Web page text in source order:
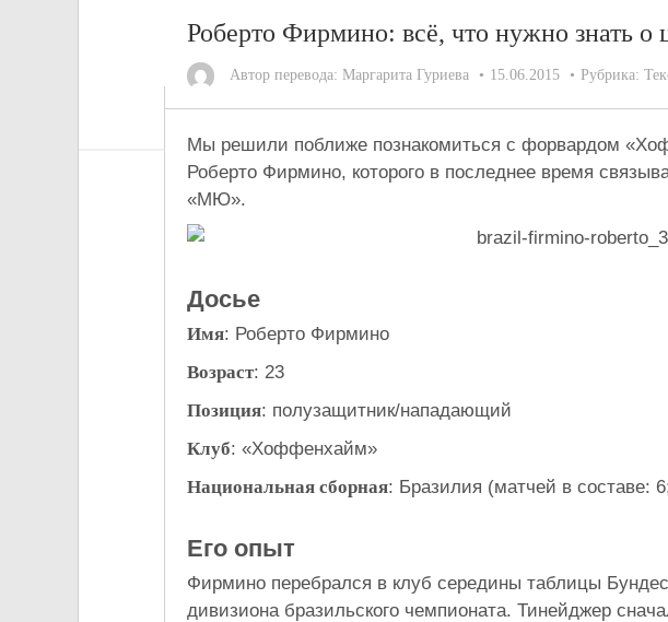
Роберто Фирмино: всё, что нужно знать
Автор перевода: Маргарита Гуриева 15.06.2015 Рубрика:
Мы решили поближе познакомиться с форвардом
Роберто Фирмино, которого в последнее время
«МЮ».
Досье
Имя: Роберто Фирмино
Возраст: 23
Позиция: полузащитник/нападающий
Клуб: «Хоффенхайм»
Национальная сборная: Бразилия (матчей в составе:
Его опыт
Фирмино перебрался в клуб середины таблицы
дивизиона бразильского чемпионата. Тинейджер